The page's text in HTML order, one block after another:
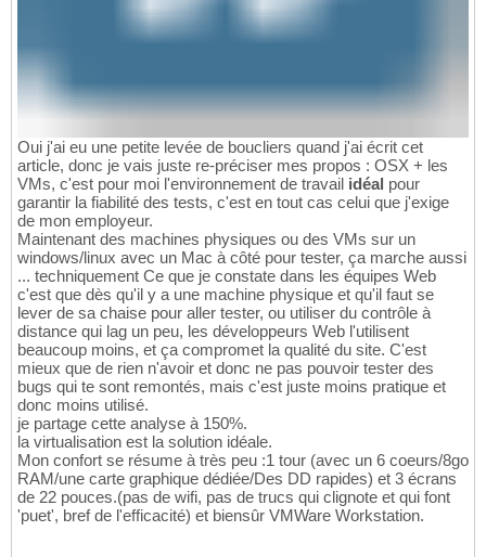
Oui j'ai eu une petite levée de boucliers quand j'ai écrit cet
article, donc je vais juste re-préciser mes propos : OSX + les
VMs, c'est pour moi l'environnement de travail idéal pour
garantir la fiabilité des tests, c'est en tout cas celui que j'exige
de mon employeur.
Maintenant des machines physiques ou des VMs sur un
windows/linux avec un Mac à côté pour tester, ça marche aussi
... techniquement Ce que je constate dans les équipes Web
c'est que dès qu'il y a une machine physique et qu'il faut se
lever de sa chaise pour aller tester, ou utiliser du contrôle à
distance qui lag un peu, les développeurs Web l'utilisent
beaucoup moins, et ça compromet la qualité du site. C'est
mieux que de rien n'avoir et donc ne pas pouvoir tester des
bugs qui te sont remontés, mais c'est juste moins pratique et
donc moins utilisé.
je partage cette analyse à 150%.
la virtualisation est la solution idéale.
Mon confort se résume à très peu :1 tour (avec un 6 coeurs/8go
RAM/une carte graphique dédiée/Des DD rapides) et 3 écrans
de 22 pouces.(pas de wifi, pas de trucs qui clignote et qui font
'puet', bref de l'efficacité) et biensûr VMWare Workstation.